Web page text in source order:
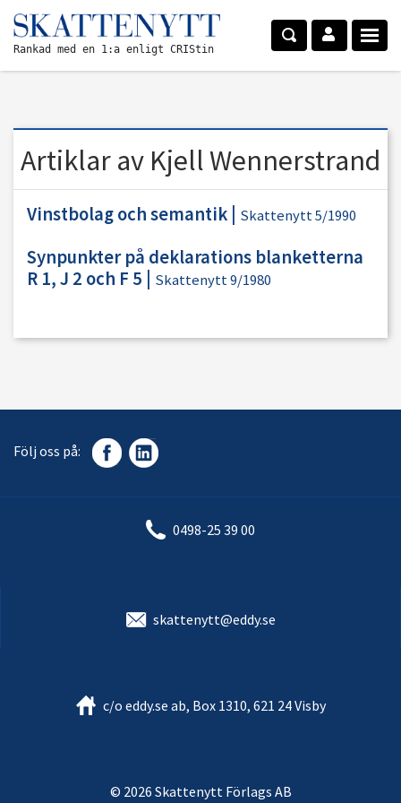
Rankad med en 1:a enligt CRIStin
Artiklar av Kjell Wennerstrand
Vinstbolag och semantik Skattenytt 5/1990
Synpunkter på deklarations blanketterna
R 1, J 2 och F 5
Skattenytt 9/1980
Följ oss på:
0498-25 39 00
skattenytt@eddy.se
c/o eddy.se ab, Box 1310, 621 24 Visby
© 2026 Skattenytt Förlags AB